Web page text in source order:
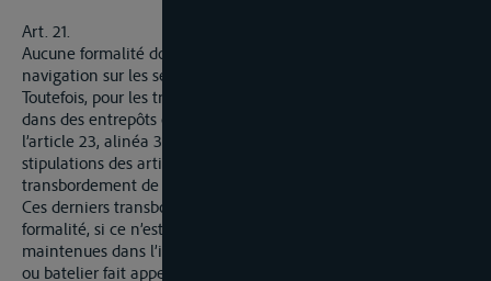
Art. 21.
Aucune formalité douanière ne peut être imposée à la
navigation sur les sections où le Rhin forme frontière.
Toutefois, pour les transbordements, déchargements et dépôts
dans des entrepôts ou dans les installations spéciales visées à
l’article 23, alinéa 3, la navigation doit se conformer aux
stipulations des articles 19 et 20, sauf dans le cas de
transbordement de bord à bord sur la voie navigable.
Ces derniers transbordements demeurent affranchis de toute
formalité, si ce n’est lorsque des clôtures doivent être
maintenues dans l’intérêt du transport et lorsque le capitaine
ou batelier fait appel, en conséquence, aux employés de la